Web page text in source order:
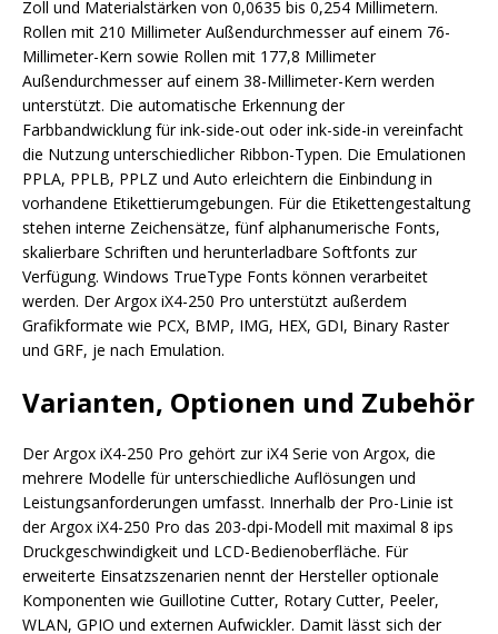
Zoll und Materialstärken von 0,0635 bis 0,254 Millimetern.
Rollen mit 210 Millimeter Außendurchmesser auf einem 76-
Millimeter-Kern sowie Rollen mit 177,8 Millimeter
Außendurchmesser auf einem 38-Millimeter-Kern werden
unterstützt. Die automatische Erkennung der
Farbbandwicklung für ink-side-out oder ink-side-in vereinfacht
die Nutzung unterschiedlicher Ribbon-Typen. Die Emulationen
PPLA, PPLB, PPLZ und Auto erleichtern die Einbindung in
vorhandene Etikettierumgebungen. Für die Etikettengestaltung
stehen interne Zeichensätze, fünf alphanumerische Fonts,
skalierbare Schriften und herunterladbare Softfonts zur
Verfügung. Windows TrueType Fonts können verarbeitet
werden. Der Argox iX4-250 Pro unterstützt außerdem
Grafikformate wie PCX, BMP, IMG, HEX, GDI, Binary Raster
und GRF, je nach Emulation.
Varianten, Optionen und Zubehör
Der Argox iX4-250 Pro gehört zur iX4 Serie von Argox, die
mehrere Modelle für unterschiedliche Auflösungen und
Leistungsanforderungen umfasst. Innerhalb der Pro-Linie ist
der Argox iX4-250 Pro das 203-dpi-Modell mit maximal 8 ips
Druckgeschwindigkeit und LCD-Bedienoberfläche. Für
erweiterte Einsatzszenarien nennt der Hersteller optionale
Komponenten wie Guillotine Cutter, Rotary Cutter, Peeler,
WLAN, GPIO und externen Aufwickler. Damit lässt sich der